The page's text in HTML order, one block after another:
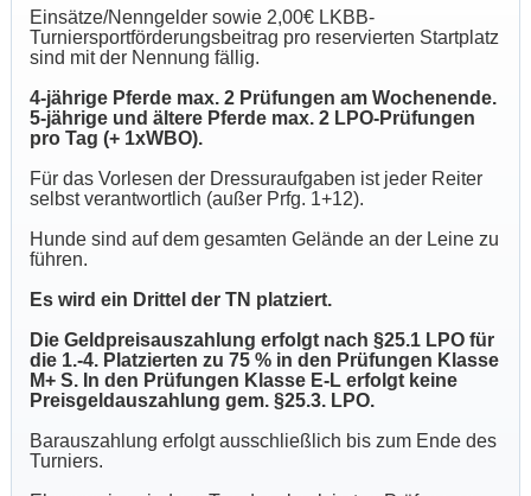
Einsätze/Nenngelder sowie 2,00€ LKBB-
Turniersportförderungsbeitrag pro reservierten Startplatz
sind mit der Nennung fällig.
4-jährige Pferde max. 2 Prüfungen am Wochenende.
5-jährige und ältere Pferde max. 2 LPO-Prüfungen
pro Tag (+ 1xWBO).
Für das Vorlesen der Dressuraufgaben ist jeder Reiter
selbst verantwortlich (außer Prfg. 1+12).
Hunde sind auf dem gesamten Gelände an der Leine zu
führen.
Es wird ein Drittel der TN platziert.
Die Geldpreisauszahlung erfolgt nach §25.1 LPO für
die 1.-4. Platzierten zu 75 % in den Prüfungen Klasse
M+ S. In den Prüfungen Klasse E-L erfolgt keine
Preisgeldauszahlung gem. §25.3. LPO.
Barauszahlung erfolgt ausschließlich bis zum Ende des
Turniers.